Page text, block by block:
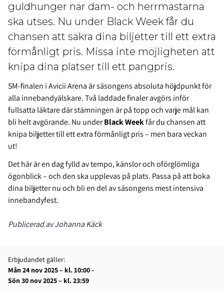
guldhunger när dam- och herrmästarna
ska utses. Nu under Black Week får du
chansen att säkra dina biljetter till ett extra
förmånligt pris. Missa inte möjligheten att
knipa dina platser till ett pangpris.
SM-finalen i Avicii Arena är säsongens absoluta höjdpunkt för
alla innebandyälskare. Två laddade finaler avgörs inför
fullsatta läktare där stämningen är på topp och varje mål kan
bli helt avgörande. Nu underBlack Weekfår du chansen att
knipa biljetter till ett extra förmånligt pris – men bara veckan
ut!
Det här är en dag fylld av tempo, känslor och oförglömliga
ögonblick – och den ska upplevas på plats. Passa på att boka
dina biljetter nu och bli en del av säsongens mest intensiva
innebandyfest.
Publicerad av Johanna Käck
Erbjudandet gäller:
Mån 24 nov 2025 – kl. 10:00 -
Sön 30 nov 2025 – kl. 23:59